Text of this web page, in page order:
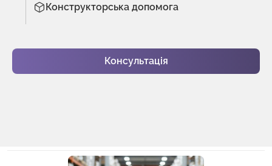
Конструкторська допомога
Консультація